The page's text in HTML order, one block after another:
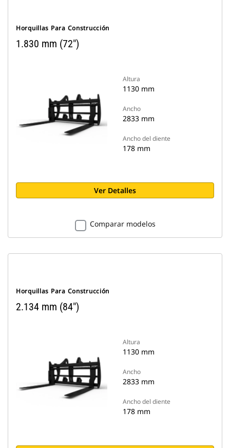
Horquillas Para Construcción
1.830 mm (72")
Altura
1130 mm
Ancho
2833 mm
Ancho del diente
178 mm
Ver Detalles
Comparar modelos
Horquillas Para Construcción
2.134 mm (84")
Altura
1130 mm
Ancho
2833 mm
Ancho del diente
178 mm